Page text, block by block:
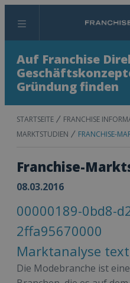
Menü
Auf Franchise
Gründung finden
STARTSEITE FRANCHISE
MARKTSTUDIEN
FRANCHISE-
Franchise-
08.03.2016
00000189-0bd8-
2ffa95670000
Marktanalyse
Die Modebranche ist